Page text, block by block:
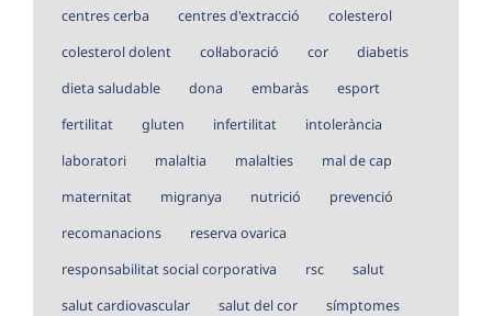
centres cerba
centres d'extracció
colesterol
colesterol dolent
col·laboració cor
diabetis
dieta saludable
dona embaràs
esport
fertilitat
gluten infertilitat
intolerància
laboratori
malaltia malalties
mal de cap
maternitat
migranya nutrició
prevenció
recomanacions
reserva ovarica
responsabilitat social corporativa
rsc
salut
salut cardiovascular
salut del cor
símptomes